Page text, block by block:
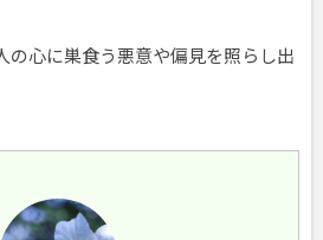
の心に巣食う悪意や偏見を照らし出